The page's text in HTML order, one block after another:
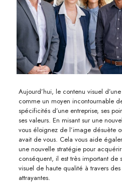
Aujourd’hui, le contenu visuel
comme un moyen incontournable
spécificités d’une entreprise, ses
ses valeurs. En misant sur une
vous éloignez de l’image désuète
avait de vous. Cela vous aide
une nouvelle stratégie pour
conséquent, il est très important de
visuel de haute qualité à travers
attrayantes.